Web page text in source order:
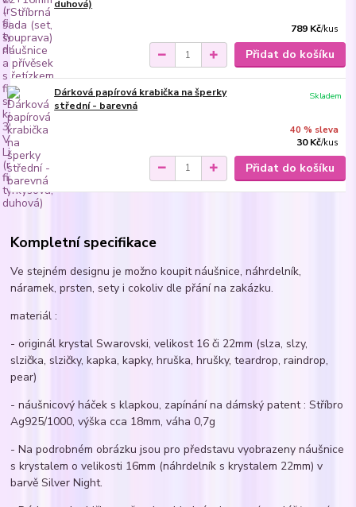
duhová)
789 Kč/kus
Přidat do košíku
Dárková papírová krabička na šperky
střední - barevná
40 % sleva
30 Kč/kus
Skladem
Přidat do košíku
Kompletní specifikace
Ve stejném designu je možno koupit náušnice, náhrdelník,
náramek, prsten, sety i cokoliv dle přání na zakázku.
materiál :
- originál krystal Swarovski, velikost 16 či 22mm (slza, slzy,
slzička, slzičky, kapka, kapky, hruška, hrušky, teardrop, raindrop,
pear)
- náušnicový háček s klapkou, zapínání na dámský patent : Stříbro
Ag925/1000, výška cca 18mm, váha 0,7g
- Na podrobném obrázku jsou pro představu vyobrazeny náušnice
s krystalem o velikosti 16mm (náhrdelník s krystalem 22mm) v
barvě Silver Night.